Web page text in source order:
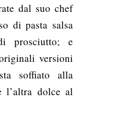
dal suo chef
di pasta salsa
prosciutto; e
versioni
soffiato alla
l’altra dolce al